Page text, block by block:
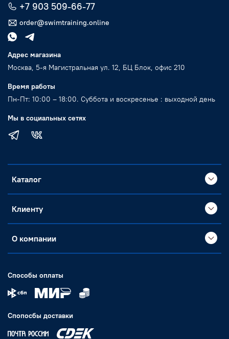
+7 903 509-66-77
order@swimtraining.online
Адрес магазина
Москва, 5-я Магистральная ул. 12, БЦ Блок, офис 210
Время работы
Пн-Пт: 10:00 – 18:00. Суббота и воскресенье : выходной день
Мы в социальных сетях
Каталог
Клиенту
О компании
Способы оплаты
Спопосбы доставки